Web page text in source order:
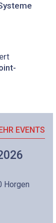
EVENTS
Horgen